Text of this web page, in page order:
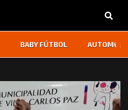
BABY FÚTBOL ‹ ›